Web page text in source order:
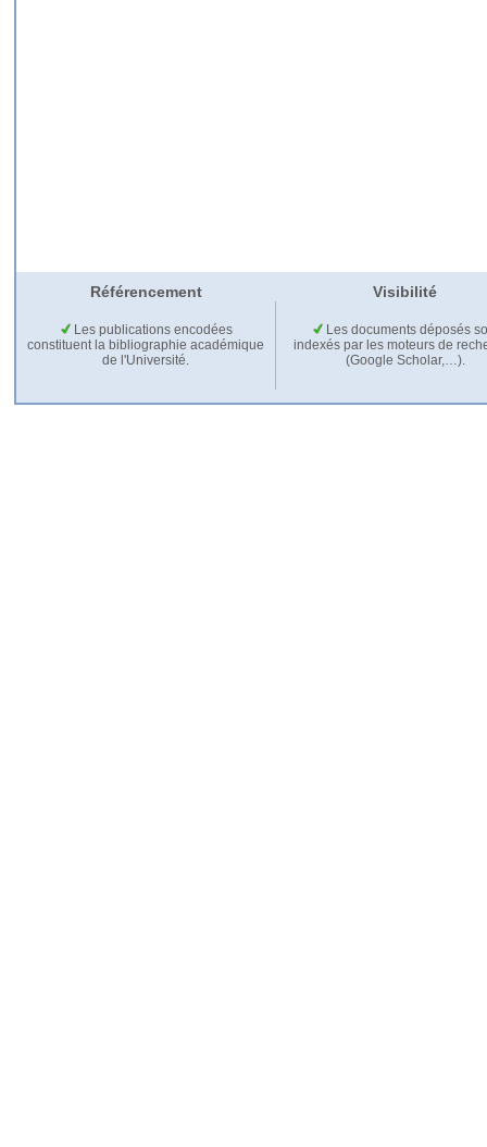
Référencement Visibilité
Les publications encodées
constituent la bibliographie académique
de l'Université.
Les documents déposés
indexés par les moteurs de
(Google Scholar,…).